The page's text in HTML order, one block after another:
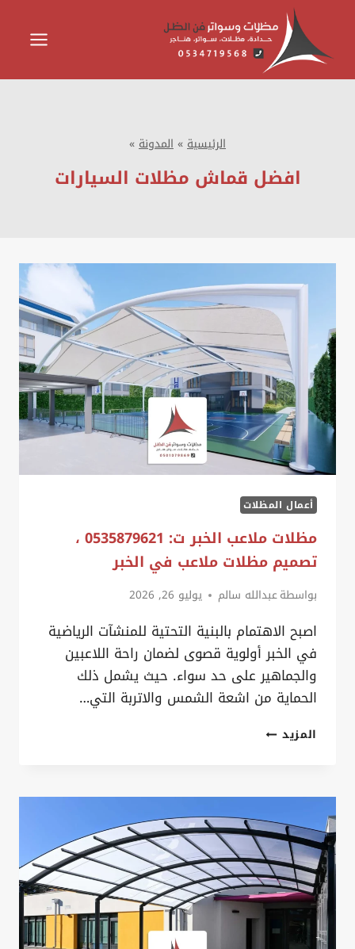
المحتوى
الرئيسية»المدونة»
افضل قماش مظلات السيارات
أعمال المظلات
مظلات ملاعب الخبر ت: 0535879621 ،
تصميم مظلات ملاعب في الخبر
بواسطةعبدالله سالم يوليو 26, 2026
اصبح الاهتمام بالبنية التحتية للمنشآت الرياضية
في الخبر أولوية قصوى لضمان راحة اللاعبين
والجماهير على حد سواء. حيث يشمل ذلك
الحماية من اشعة الشمس والاتربة التي…
المزيدمظلات
ت:
0535879621
،
تصميم
مظلات
ملاعب
في